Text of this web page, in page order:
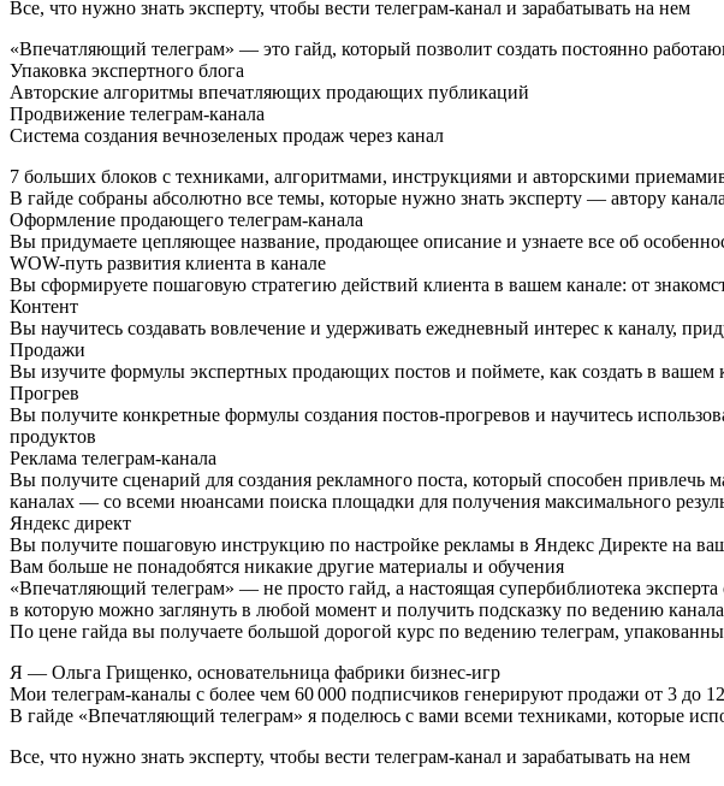
Все, что нужно знать эксперту, чтобы вести телеграм-канал и зарабатывать на нем
«Впечатляющий телеграм» — это гайд, который позволит создать постоянно
Упаковка экспертного блога
Авторские алгоритмы впечатляющих продающих публикаций
Продвижение телеграм-канала
Система создания вечнозеленых продаж через канал
7 больших блоков с техниками, алгоритмами, инструкциями и авторскими
В гайде собраны абсолютно все темы, которые нужно знать эксперту — автору канала
Оформление продающего телеграм-канала
Вы придумаете цепляющее название, продающее описание и узнаете все об
WOW-путь развития клиента в канале
Вы сформируете пошаговую стратегию действий клиента в вашем канале: от
Контент
Вы научитесь создавать вовлечение и удерживать ежедневный интерес к каналу,
Продажи
Вы изучите формулы экспертных продающих постов и поймете, как создать в вашем
Прогрев
Вы получите конкретные формулы создания постов-прогревов и научитесь
продуктов
Реклама телеграм-канала
Вы получите сценарий для создания рекламного поста, который способен
каналах — со всеми нюансами поиска площадки для получения максимального
Яндекс директ
Вы получите пошаговую инструкцию по настройке рекламы в Яндекс Директе на
Вам больше не понадобятся никакие другие материалы и обучения
«Впечатляющий телеграм» — не просто гайд, а настоящая супербиблиотека
в которую можно заглянуть в любой момент и получить подсказку по ведению
По цене гайда вы получаете большой дорогой курс по ведению телеграм,
Я — Ольга Грищенко, основательница фабрики бизнес-игр
Мои телеграм-каналы с более чем 60 000 подписчиков генерируют продажи от 3 до
В гайде «Впечатляющий телеграм» я поделюсь с вами всеми техниками, которые
Все, что нужно знать эксперту, чтобы вести телеграм-канал и зарабатывать на нем